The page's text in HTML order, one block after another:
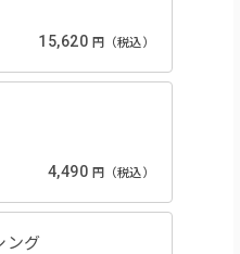
15,620 円（税込）
4,490 円（税込）
ング